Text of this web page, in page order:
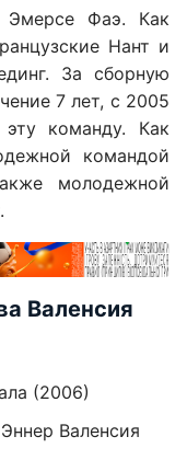
Эмерсе Фаэ. Как
Нант и
За сборную
7 лет, с 2005
команду. Как
командой
молодежной
Валенсия
(2006)
Эннер Валенсия